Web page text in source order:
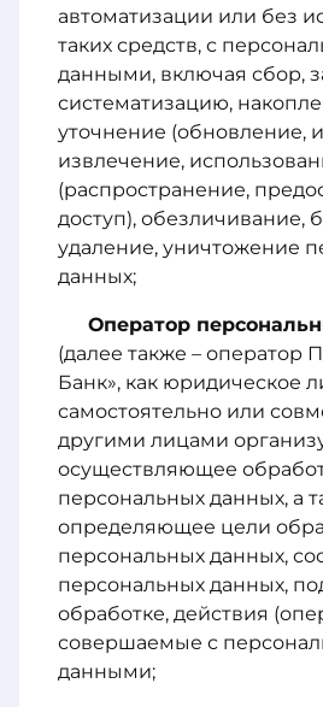
автоматизации или без
таких средств, с
данными, включая сбор,
систематизацию,
уточнение (обновление,
извлечение,
(распространение,
доступ), обезличивание,
удаление, уничтожение
данных;
Оператор
(далее также – оператор
Банк», как юридическое
самостоятельно или
другими лицами
осуществляющее
персональных данных, а
определяющее цели
персональных данных,
персональных данных,
обработке, действия
совершаемые с
данными;